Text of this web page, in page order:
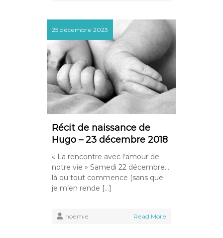
25 décembre 2023
Récit de naissance de
Hugo – 23 décembre 2018
« La rencontre avec l’amour de
notre vie » Samedi 22 décembre…
là ou tout commence (sans que
je m’en rende […]
noemie Read More